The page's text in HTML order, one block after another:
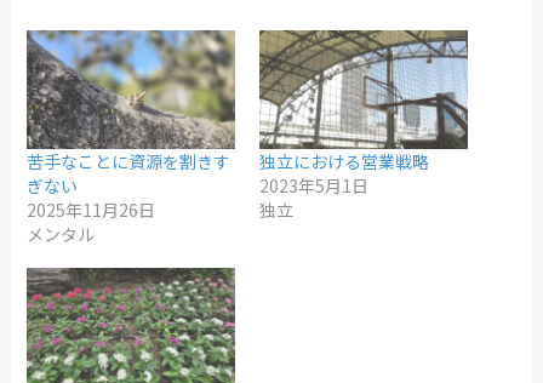
苦手なことに資源を割きす
ぎない
2025年11月26日
メンタル
独立における営業戦略
2023年5月1日
独立